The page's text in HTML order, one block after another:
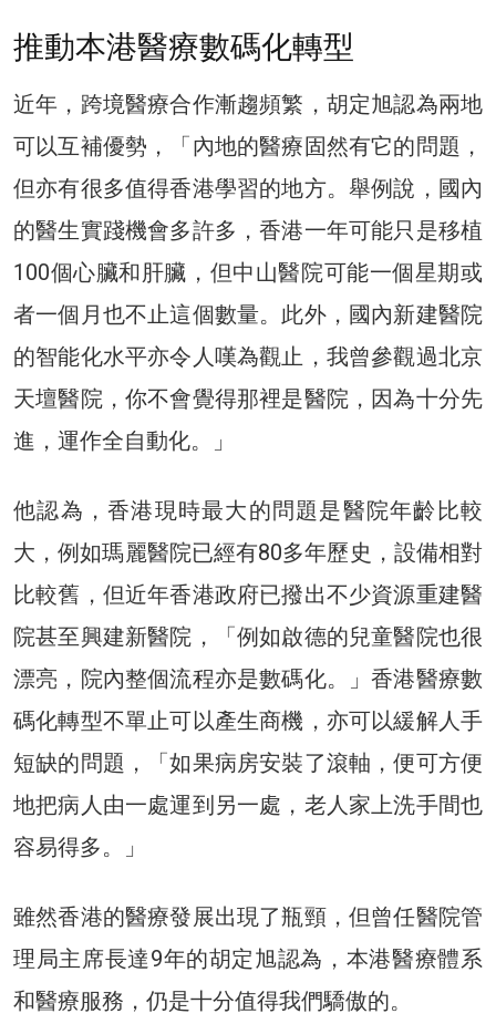
推動本港醫療數碼化轉型
近年，跨境醫療合作漸趨頻繁，胡定旭認為兩地
可以互補優勢，「內地的醫療固然有它的問題，
但亦有很多值得香港學習的地方。舉例說，國內
的醫生實踐機會多許多，香港一年可能只是移植
100個心臟和肝臟，但中山醫院可能一個星期或
者一個月也不止這個數量。此外，國內新建醫院
的智能化水平亦令人嘆為觀止，我曾參觀過北京
天壇醫院，你不會覺得那裡是醫院，因為十分先
進，運作全自動化。」
他認為，香港現時最大的問題是醫院年齡比較
大，例如瑪麗醫院已經有80多年歷史，設備相對
比較舊，但近年香港政府已撥出不少資源重建醫
院甚至興建新醫院，「例如啟德的兒童醫院也很
漂亮，院內整個流程亦是數碼化。」香港醫療數
碼化轉型不單止可以產生商機，亦可以緩解人手
短缺的問題，「如果病房安裝了滾軸，便可方便
地把病人由一處運到另一處，老人家上洗手間也
容易得多。」
雖然香港的醫療發展出現了瓶頸，但曾任醫院管
理局主席長達9年的胡定旭認為，本港醫療體系
和醫療服務，仍是十分值得我們驕傲的。